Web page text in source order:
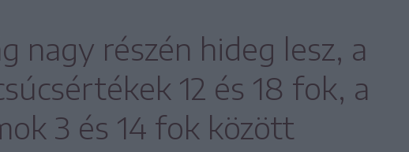
nagy részén hideg lesz, a
12 és 18 fok, a
3 és 14 fok között